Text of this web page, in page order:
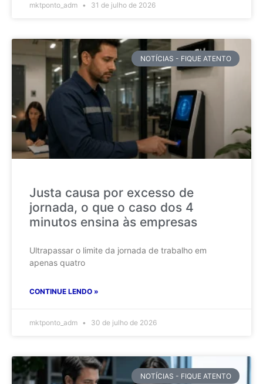
mktponto_adm 31 de julho de 2026
NOTÍCIAS - FIQUE ATENTO
Justa causa por excesso de
jornada, o que o caso dos 4
minutos ensina às empresas
Ultrapassar o limite da jornada de trabalho em
apenas quatro
CONTINUE LENDO »
mktponto_adm 30 de julho de 2026
NOTÍCIAS - FIQUE ATENTO